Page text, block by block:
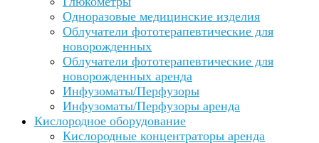
Одноразовые медицинские изделия
Облучатели фототерапевтические для
новорожденных
Облучатели фототерапевтические для
новорожденных аренда
Инфузоматы/Перфузоры
Инфузоматы/Перфузоры аренда
Кислородное оборудование
Кислородные концентраторы аренда